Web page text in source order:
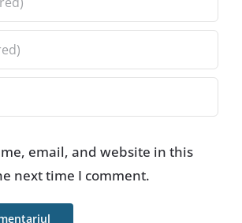
email, and website in this
next time I comment.